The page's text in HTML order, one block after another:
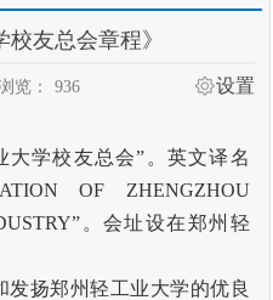
校友总会章程》
览： 936
设置
大学校友总会”。英文译名
OF ZHENGZHOU
”。会址设在郑州轻
发扬郑州轻工业大学的优良